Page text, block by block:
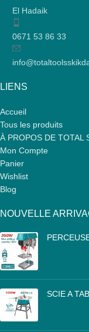
El Hadaik
0671 53 86 33
LIENS
Accueil
Tous les produits
À PROPOS DE TOTAL
Mon Compte
Panier
Wishlist
Blog
NOUVELLE
SCIE A